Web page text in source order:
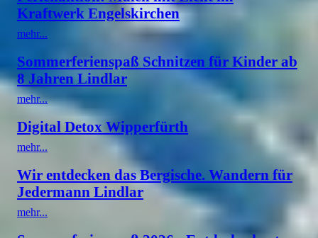
Kraftwerk Engelskirchen
mehr...
Sommerferienspaß Schnitzen für Kinder ab
8 Jahren Lindlar
mehr...
Digital Detox Wipperfürth
mehr...
Wir entdecken das Bergische. Wandern für
Jedermann Lindlar
mehr...